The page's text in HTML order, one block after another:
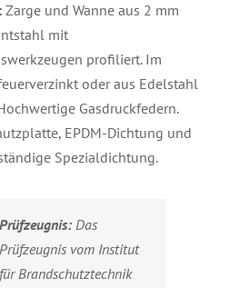
Zarge und Wanne aus 2 mm
mit
profiliert. Im
oder aus Edelstahl
Gasdruckfedern.
EPDM-Dichtung und
Spezialdichtung.
Prüfzeugnis: Das
Prüfzeugnis vom Institut
für Brandschutztechnik